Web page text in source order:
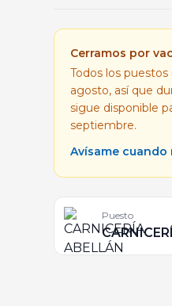
Cerramos por
Todos los puestos
agosto, así que
sigue disponible
septiembre.
Avísame cuando
Puesto